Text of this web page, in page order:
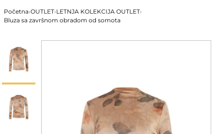
Početna›OUTLET›LETNJA KOLEKCIJA OUTLET›
Bluza sa završnom obradom od somota